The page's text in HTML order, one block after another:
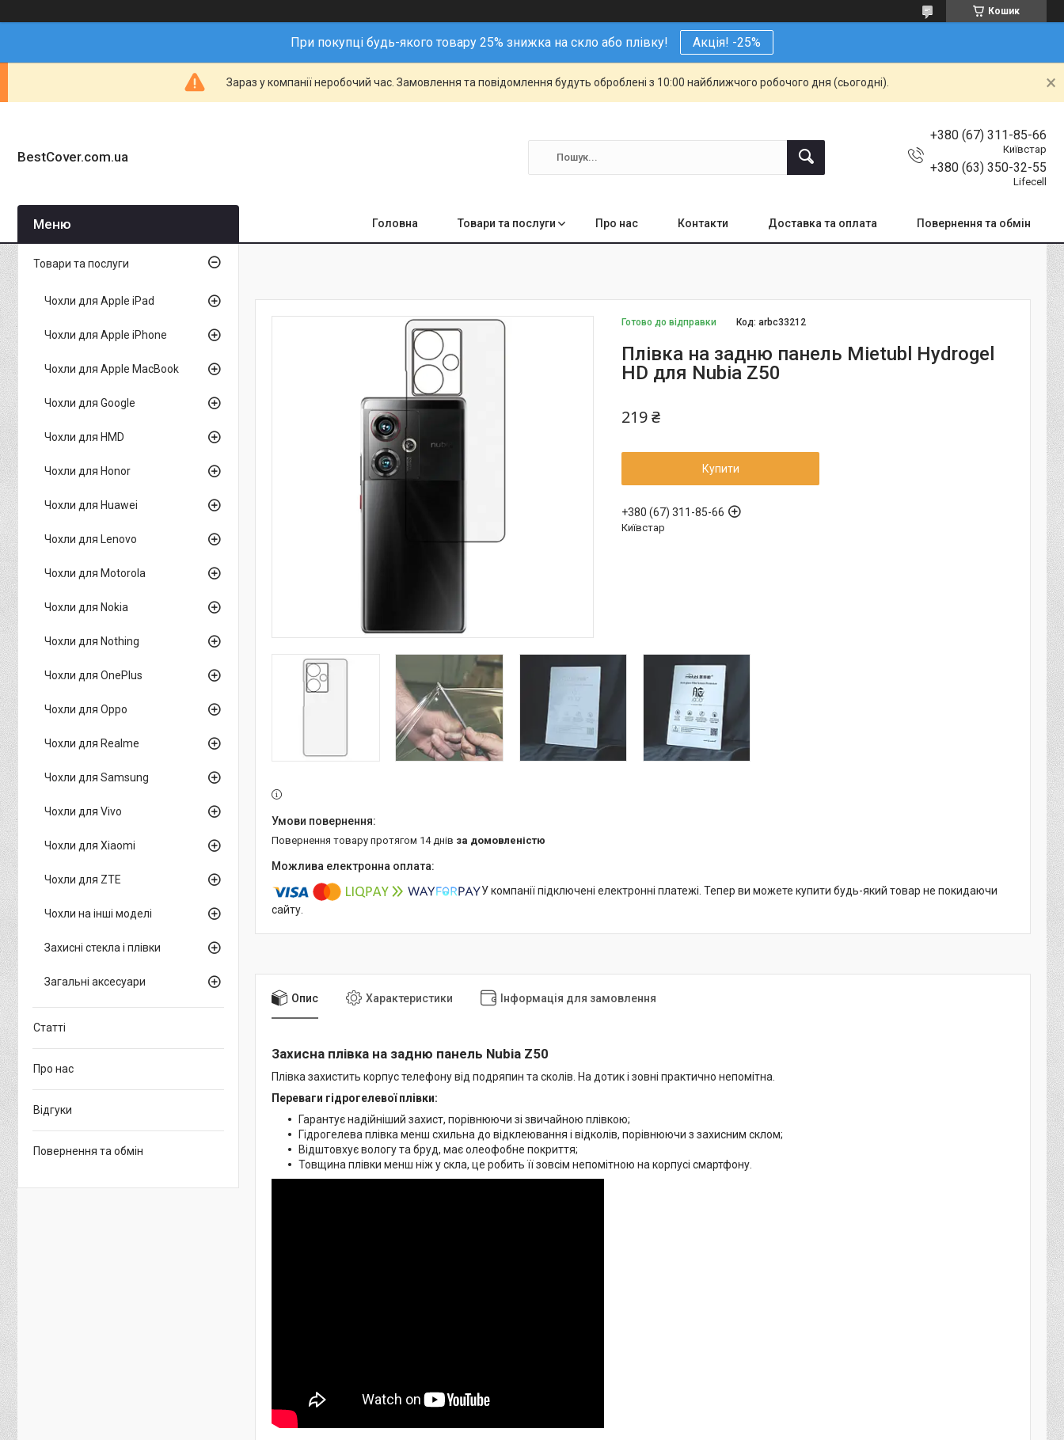
Кошик
При покупці будь-якого товару 25% знижка на скло або плівку! Акція! -25%
Зараз у компанії неробочий час. Замовлення та повідомлення будуть оброблені з 10:00 найближчого робочого дня (сьогодні).
BestCover.com.ua
+380 (67) 311-85-66
Київстар
+380 (63) 350-32-55
Lifecell
Головна Товари та послуги Про нас Контакти Доставка та оплата Повернення та обмін
Готово до відправки Код:arbc33212
Плівка на задню панель Mietubl Hydrogel
HD для Nubia Z50
219 ₴
Купити
+380 (67) 311-85-66
Київстар
повернення товару протягом 14 днів за домовленістю
У компанії підключені електронні платежі. Тепер ви можете купити будь-який товар не покидаючи
сайту.
Опис Характеристики Інформація для замовлення
Захисна плівка на задню панель Nubia Z50
Плівка захистить корпус телефону від подряпин та сколів. На дотик і зовні практично непомітна.
Переваги гідрогелевої плівки:
Гарантує надійніший захист, порівнюючи зі звичайною плівкою;
Гідрогелева плівка менш схильна до відклеювання і відколів, порівнюючи з захисним склом;
Відштовхує вологу та бруд, має олеофобне покриття;
Товщина плівки менш ніж у скла, це робить її зовсім непомітною на корпусі смартфону.
Товари та послуги
Чохли для Apple iPad
Чохли для Apple iPhone
Чохли для Apple MacBook
Чохли для Google
Чохли для HMD
Чохли для Honor
Чохли для Huawei
Чохли для Lenovo
Чохли для Motorola
Чохли для Nokia
Чохли для Nothing
Чохли для OnePlus
Чохли для Oppo
Чохли для Realme
Чохли для Samsung
Чохли для Vivo
Чохли для Xiaomi
Чохли для ZTE
Чохли на інші моделі
Захисні стекла і плівки
Загальні аксесуари
Статті
Про нас
Відгуки
Повернення та обмін